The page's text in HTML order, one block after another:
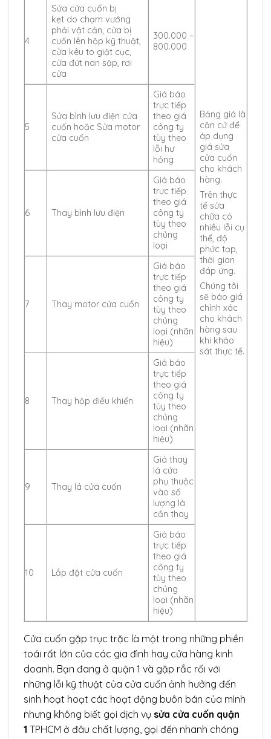
Bảng giá là
căn cứ để
áp dụng
giá sửa
cửa cuốn
cho khách
hàng.
Trên thực
tế sửa
chữa có
nhiều lỗi cụ
thể, độ
phức tạp,
thời gian
đáp ứng.
Chúng tôi
sẽ báo giá
chính xác
cho khách
hàng sau
khi khảo
sát thực tế.
4
Sửa cửa cuốn bị
kẹt do chạm vướng
phải vật cản, cửa bị
cuốn lên hộp kỹ thuật,
cửa kêu to giật cục,
cửa đứt nan sập, rơi
cửa
300.000 –
800.000
5
Sửa bình lưu điện cửa
cuốn hoặc Sửa motor
cửa cuốn
Giá báo
trực tiếp
theo giá
công ty
tùy theo
lỗi hư
hỏng
6 Thay bình lưu điện
Giá báo
trực tiếp
theo giá
công ty
tùy theo
chủng
loại
7 Thay motor cửa cuốn
Giá báo
trực tiếp
theo giá
công ty
tùy theo
chủng
loại (nhãn
hiệu)
8 Thay hộp điều khiển
Giá báo
trực tiếp
theo giá
công ty
tùy theo
chủng
loại (nhãn
hiệu)
9 Thay lá cửa cuốn
Giá thay
lá cửa
phụ thuộc
vào số
lượng lá
cần thay
10 Lắp đặt cửa cuốn
Giá báo
trực tiếp
theo giá
công ty
tùy theo
chủng
loại (nhãn
hiệu)
Cửa cuốn gặp trục trặc là một trong những phiền
toái rất lớn của các gia đình hay cửa hàng kinh
doanh. Bạn đang ở quận 1 và gặp rắc rối với
những lỗi kỹ thuật của cửa cuốn ảnh hưởng đến
sinh hoạt hoạt các hoạt động buôn bán của mình
nhưng không biết gọi dịch vụ sửa cửa cuốn quận
1 TPHCM ở đâu chất lượng, gọi đến nhanh chóng